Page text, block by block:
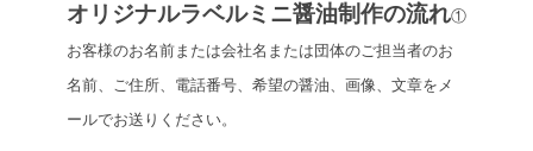
オリジナルラベルミニ醤油制作の流れ①
お客様のお名前または会社名または団体のご担当者のお
名前、ご住所、電話番号、希望の醤油、画像、文章をメ
ールでお送りください。